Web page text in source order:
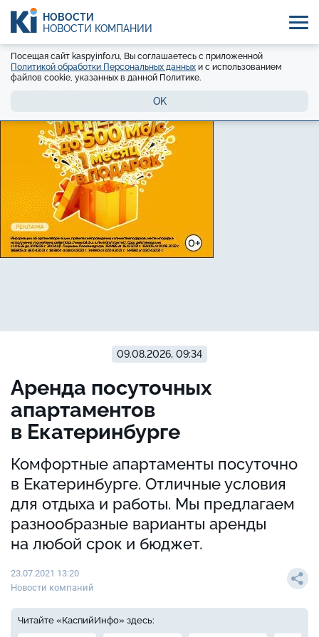
НОВОСТИ
НОВОСТИ КОМПАНИЙ
Посещая сайт kaspyinfo.ru, Вы соглашаетесь с приложенной
Политикой обработки Персональных данных и с использованием
файлов cookie, указанных в данной Политике.
OK
09.08.2026, 09:34
Аренда посуточных
апартаментов
в Екатеринбурге
Комфортные апартаменты посуточно
в Екатеринбурге. Отличные условия
для отдыха и работы. Мы предлагаем
разнообразные варианты аренды
на любой срок и бюджет.
23.07.2021 13:20
Новости компаний
Читайте «КаспийИнфо» здесь: